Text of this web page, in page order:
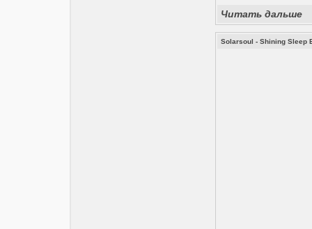
Читать дальше
Solarsoul - Shining Sleep